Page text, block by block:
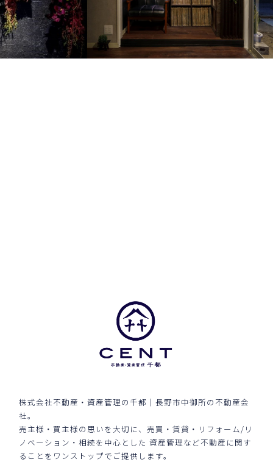
株式会社不動産・資産管理の千都｜長野市中御所の不動産会
社。
売主様・買主様の思いを大切に、売買・賃貸・リフォーム/リ
ノベーション・相続を中心とした 資産管理など不動産に関す
ることをワンストップでご提供します。